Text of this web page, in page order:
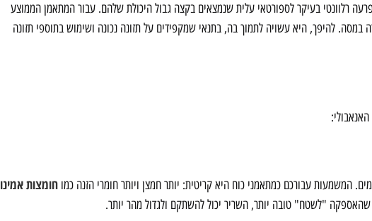
רלוונטי בעיקר לספורטאי עלית שנמצאים בקצה גבול היכולת שלהם. עבור המתאמן הממוצע
במסה. להיפך, היא עשויה לתמוך בה, בתנאי שמקפידים על תזונה נכונה ושימוש בתוספי תזונה
המשמעות עבורכם כמתאמני כוח היא קריטית: יותר חמצן ויותר חומרי הזנה כמו חומצות אמינו
"לשטח" טובה יותר, השריר יכול להשתקם ולגדול מהר יותר.